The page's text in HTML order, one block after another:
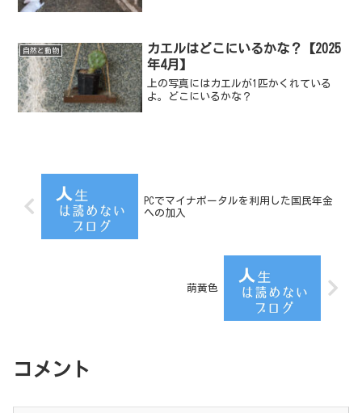
自然と動物
カエルはどこにいるかな？【2025
年4月】
上の写真にはカエルが1匹かくれている
よ。どこにいるかな？
PCでマイナポータルを利用した国民年金
への加入
萌黄色
コメント